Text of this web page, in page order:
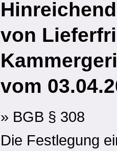
von
vom
» BGB § 308
Die Festlegung